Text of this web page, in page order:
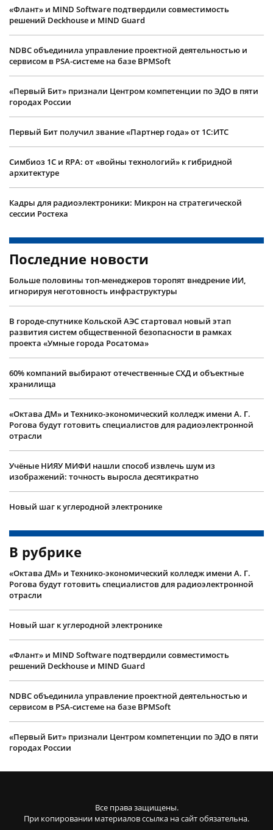
«Флант» и MIND Software подтвердили совместимость
решений Deckhouse и MIND Guard
NDBC объединила управление проектной деятельностью и
сервисом в PSA-системе на базе BPMSoft
«Первый Бит» признали Центром компетенции по ЭДО в пяти
городах России
Первый Бит получил звание «Партнер года» от 1С:ИТС
Симбиоз 1С и RPA: от «войны технологий» к гибридной
архитектуре
Кадры для радиоэлектроники: Микрон на стратегической
сессии Ростеха
Последние новости
Больше половины топ-менеджеров торопят внедрение ИИ,
игнорируя неготовность инфраструктуры
В городе-спутнике Кольской АЭС стартовал новый этап
развития систем общественной безопасности в рамках
проекта «Умные города Росатома»
60% компаний выбирают отечественные СХД и объектные
хранилища
«Октава ДМ» и Технико-экономический колледж имени А. Г.
Рогова будут готовить специалистов для радиоэлектронной
отрасли
Учëные НИЯУ МИФИ нашли способ извлечь шум из
изображений: точность выросла десятикратно
Новый шаг к углеродной электронике
В рубрике
«Октава ДМ» и Технико-экономический колледж имени А. Г.
Рогова будут готовить специалистов для радиоэлектронной
отрасли
Новый шаг к углеродной электронике
«Флант» и MIND Software подтвердили совместимость
решений Deckhouse и MIND Guard
NDBC объединила управление проектной деятельностью и
сервисом в PSA-системе на базе BPMSoft
«Первый Бит» признали Центром компетенции по ЭДО в пяти
городах России
Все права защищены.
При копировании материалов ссылка на сайт обязательна.